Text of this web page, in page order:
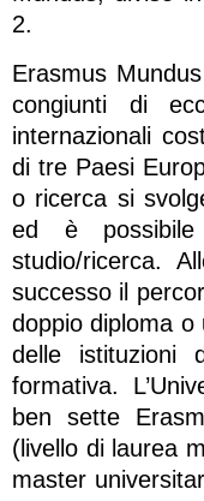
2.
Erasmus
congiunti di
internazionali
di tre Paesi
o ricerca si
ed è
studio/ricerca.
successo il
doppio diploma o
delle istituzioni
formativa.
ben sette
(livello di laurea
master